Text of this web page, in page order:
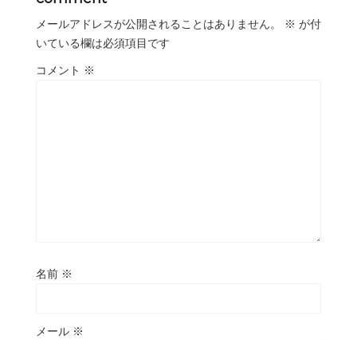
メールアドレスが公開されることはありません。 ※ が付
いている欄は必須項目です
コメント ※
名前 ※
メール ※